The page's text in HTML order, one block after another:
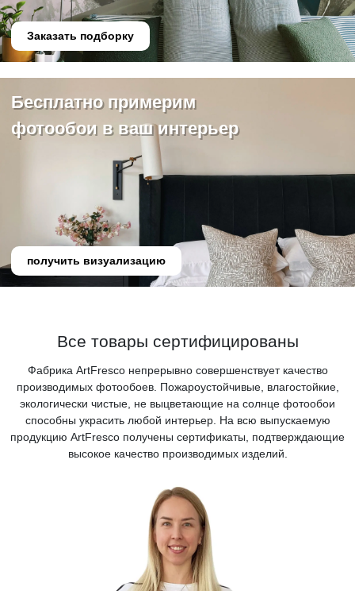
Заказать подборку
Бесплатно примерим
фотообои в ваш интерьер
получить визуализацию
Все товары сертифицированы
Фабрика ArtFresco непрерывно совершенствует качество
производимых фотообоев. Пожароустойчивые, влагостойкие,
экологически чистые, не выцветающие на солнце фотообои
способны украсить любой интерьер. На всю выпускаемую
продукцию ArtFresco получены сертификаты, подтверждающие
высокое качество производимых изделий.